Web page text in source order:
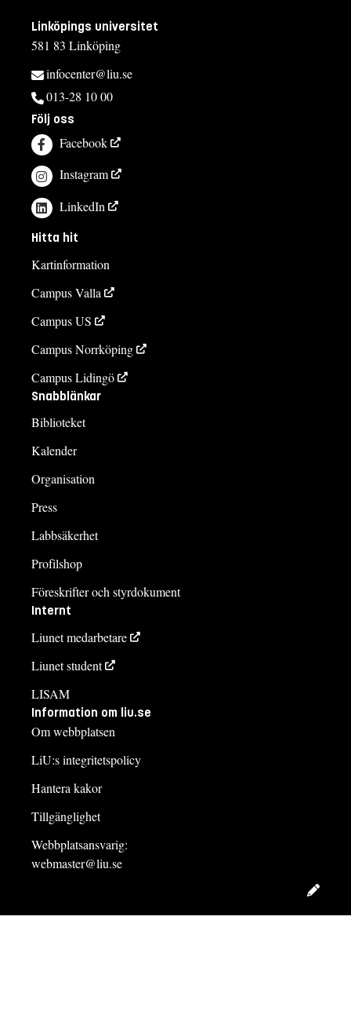
Linköpings universitet
581 83 Linköping
infocenter@liu.se
013-28 10 00
Följ oss
Facebook
Instagram
LinkedIn
Hitta hit
Kartinformation
Campus Valla
Campus US
Campus Norrköping
Campus Lidingö
Snabblänkar
Biblioteket
Kalender
Organisation
Press
Labbsäkerhet
Profilshop
Föreskrifter och styrdokument
Internt
Liunet medarbetare
Liunet student
LISAM
Information om liu.se
Om webbplatsen
LiU:s integritetspolicy
Hantera kakor
Tillgänglighet
Webbplatsansvarig:
webmaster@liu.se